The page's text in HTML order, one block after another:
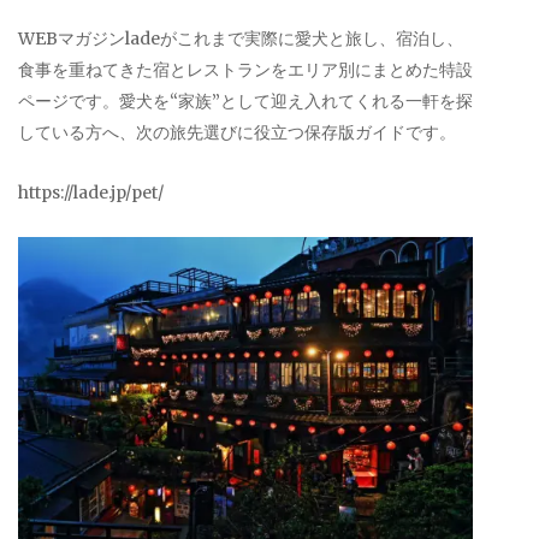
WEBマガジンladeがこれまで実際に愛犬と旅し、宿泊し、
食事を重ねてきた宿とレストランをエリア別にまとめた特設
ページです。愛犬を“家族”として迎え入れてくれる一軒を探
している方へ、次の旅先選びに役立つ保存版ガイドです。
https://lade.jp/pet/